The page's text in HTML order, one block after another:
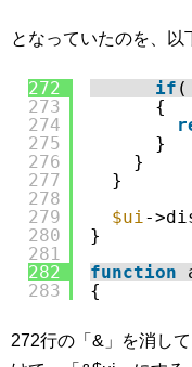
となっていたのを、以
272
273
274
275
276
277
278
279
280
281
282
283
if (
{
}
}
}
$ui-
}
function
{
272行の「&」を消し